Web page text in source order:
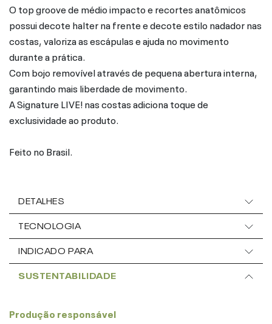
O top groove de médio impacto e recortes anatômicos
possui decote halter na frente e decote estilo nadador nas
costas, valoriza as escápulas e ajuda no movimento
durante a prática.
Com bojo removível através de pequena abertura interna,
garantindo mais liberdade de movimento.
A Signature LIVE! nas costas adiciona toque de
exclusividade ao produto.
Feito no Brasil.
DETALHES
TECNOLOGIA
INDICADO PARA
SUSTENTABILIDADE
Produção responsável